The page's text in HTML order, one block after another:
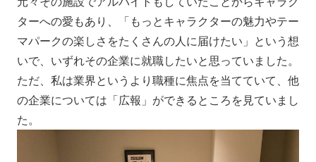
ターへの愛もあり、「もっとキャラクターの魅力やテー
マパークの楽しさをたくさんの人に届けたい」という想
いで、いずれその企業に就職したいと思っていました。
ただ、私は業界というより職種に焦点を当てていて、他
の企業については「広報」ができるところを見ていまし
た。